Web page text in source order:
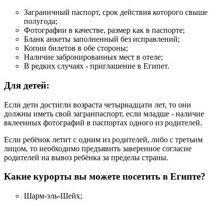
Заграничный паспорт, срок действия которого свыше
полугода;
Фотографии в качестве, размер как в паспорте;
Бланк анкеты заполненный без исправлений;
Копии билетов в обе стороны;
Наличие забронированных мест в отеле;
В редких случаях - приглашение в Египет.
Для детей:
Если дети достигли возраста четырнадцати лет, то они
должны иметь свой загранпаспорт, если младше - наличие
вклеенных фотографий в паспортах одного из родителей.
Если ребёнок летит с одним из родителей, либо с третьим
лицом, то необходимо предъявить заверенное согласие
родителей на вывоз ребёнка за пределы страны.
Какие курорты вы можете посетить в Египте?
Шарм-эль-Шейх;